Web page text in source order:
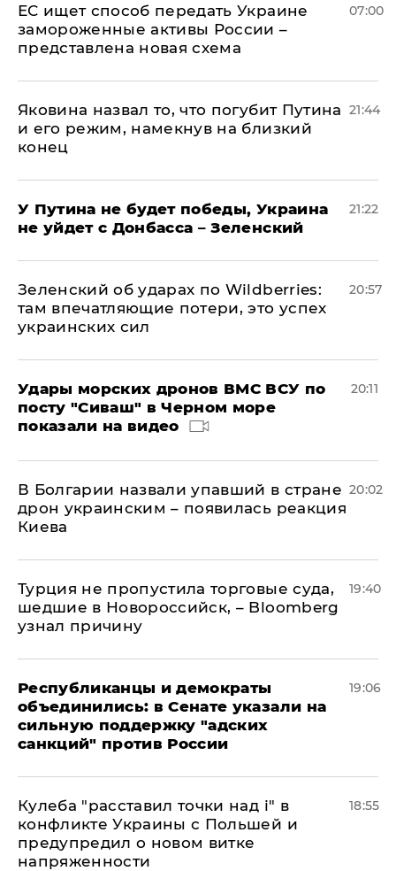
ЕС ищет способ передать Украине
замороженные активы России –
представлена новая схема
07:00
Яковина назвал то, что погубит Путина
и его режим, намекнув на близкий
конец
21:44
У Путина не будет победы, Украина
не уйдет с Донбасса – Зеленский
21:22
Зеленский об ударах по Wildberries:
там впечатляющие потери, это успех
украинских сил
20:57
Удары морских дронов ВМС ВСУ по
посту "Сиваш" в Черном море
показали на видео
20:11
В Болгарии назвали упавший в стране
дрон украинским – появилась реакция
Киева
20:02
Турция не пропустила торговые суда,
шедшие в Новороссийск, – Bloomberg
узнал причину
19:40
Республиканцы и демократы
объединились: в Сенате указали на
сильную поддержку "адских
санкций" против России
19:06
Кулеба "расставил точки над і" в
конфликте Украины с Польшей и
предупредил о новом витке
напряженности
18:55